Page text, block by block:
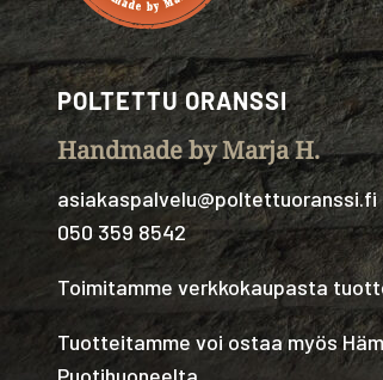
POLTETTU ORANSSI
Handmade by Marja H.
asiakaspalvelu@poltettuoranssi.fi
050 359 8542
Toimitamme verkkokaupasta
Tuotteitamme voi ostaa myös